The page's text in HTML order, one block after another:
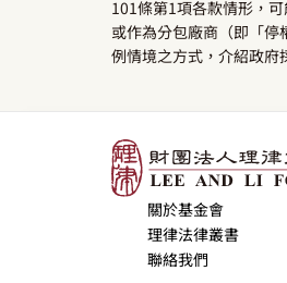
101條第1項各款情形，
或作為分包廠商（即「
例情境之方式，介紹政府
關於基金會
理律法律叢書
聯絡我們